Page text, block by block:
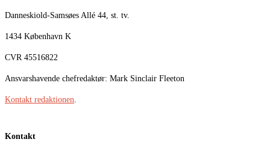
Danneskiold-Samsøes Allé 44, st. tv.
1434 København K
CVR 45516822
Ansvarshavende chefredaktør: Mark Sinclair Fleeton
Kontakt redaktionen.
Kontakt